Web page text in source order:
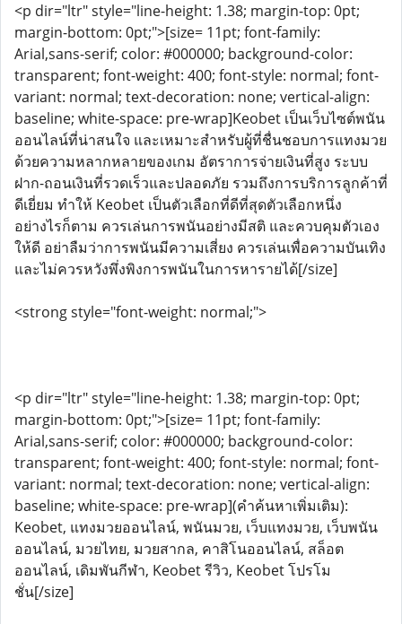
<p dir="ltr" style="line-height: 1.38; margin-top: 0pt;
margin-bottom: 0pt;">[size= 11pt; font-family:
Arial,sans-serif; color: #000000; background-color:
transparent; font-weight: 400; font-style: normal; font-
variant: normal; text-decoration: none; vertical-align:
baseline; white-space: pre-wrap]Keobet เป็นเว็บไซต์พนัน
ออนไลน์ที่น่าสนใจ และเหมาะสำหรับผู้ที่ชื่นชอบการแทงมวย
ด้วยความหลากหลายของเกม อัตราการจ่ายเงินที่สูง ระบบ
ฝาก-ถอนเงินที่รวดเร็วและปลอดภัย รวมถึงการบริการลูกค้าที่
ดีเยี่ยม ทำให้ Keobet เป็นตัวเลือกที่ดีที่สุดตัวเลือกหนึ่ง
อย่างไรก็ตาม ควรเล่นการพนันอย่างมีสติ และควบคุมตัวเอง
ให้ดี อย่าลืมว่าการพนันมีความเสี่ยง ควรเล่นเพื่อความบันเทิง
และไม่ควรหวังพึ่งพิงการพนันในการหารายได้[/size]
<strong style="font-weight: normal;">
<p dir="ltr" style="line-height: 1.38; margin-top: 0pt;
margin-bottom: 0pt;">[size= 11pt; font-family:
Arial,sans-serif; color: #000000; background-color:
transparent; font-weight: 400; font-style: normal; font-
variant: normal; text-decoration: none; vertical-align:
baseline; white-space: pre-wrap](คำค้นหาเพิ่มเติม):
Keobet, แทงมวยออนไลน์, พนันมวย, เว็บแทงมวย, เว็บพนัน
ออนไลน์, มวยไทย, มวยสากล, คาสิโนออนไลน์, สล็อต
ออนไลน์, เดิมพันกีฬา, Keobet รีวิว, Keobet โปรโม
ชั่น[/size]